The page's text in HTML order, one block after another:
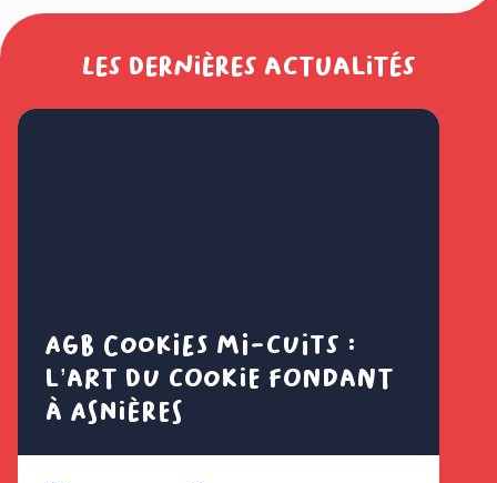
Les dernières actualités
AGB Cookies mi-cuits :
l’art du cookie fondant
à Asnières